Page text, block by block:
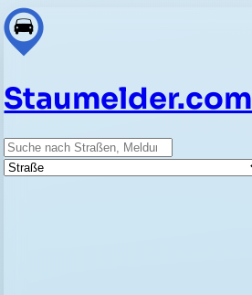
Staumelder.com
Suche
Straße